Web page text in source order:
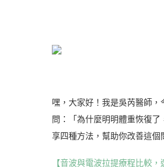
嘿，大家好！我是吳芮醫師
問：「為什麼明明體重恢復
享四種方法，幫助你改善這個
【音波與電波拉提療程比較，